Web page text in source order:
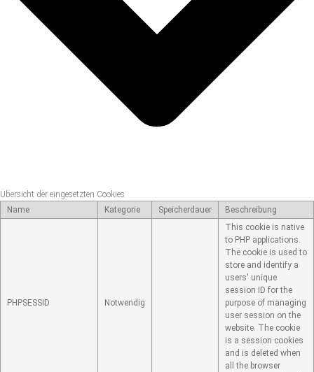
Übersicht der eingesetzten Cookies
Name
Kategorie Speicherdauer Beschreibung
PHPSESSID Notwendig
This cookie is native
to PHP applications.
The cookie is used to
store and identify a
users' unique
session ID for the
purpose of managing
user session on the
website. The cookie
is a session cookies
and is deleted when
all the browser